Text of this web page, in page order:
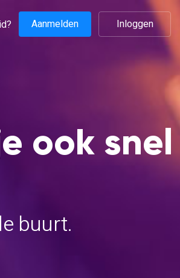
Aanmelden Inloggen
ook snel
buurt.